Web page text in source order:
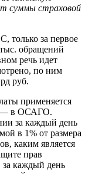
суммы страховой
только за первое
обращений
речь идет
по ним
руб.
применяется
— в ОСАГО.
за каждый день
в 1% от размера
каким является
прав
за каждый день